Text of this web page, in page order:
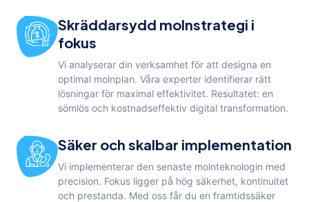
Skräddarsydd molnstrategi i
fokus
Vi analyserar din verksamhet för att designa en
optimal molnplan. Våra experter identifierar rätt
lösningar för maximal effektivitet. Resultatet: en
sömlös och kostnadseffektiv digital transformation.
Säker och skalbar implementation
Vi implementerar den senaste molnteknologin med
precision. Fokus ligger på hög säkerhet, kontinuitet
och prestanda. Med oss får du en framtidssäker